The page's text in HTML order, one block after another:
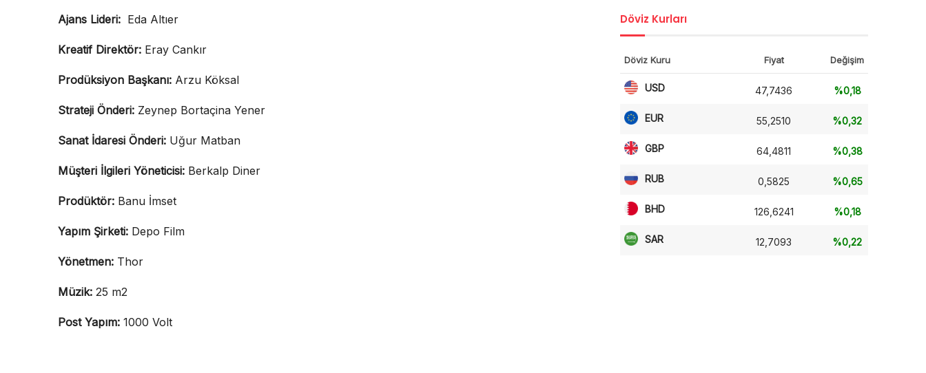
Ajans Lideri: Eda Altıer
Kreatif Direktör: Eray Cankır
Prodüksiyon Başkanı: Arzu Köksal
Strateji Önderi: Zeynep Bortaçina Yener
Sanat İdaresi Önderi: Uğur Matban
Müşteri İlgileri Yöneticisi: Berkalp Diner
Prodüktör: Banu İmset
Yapım Şirketi: Depo Film
Yönetmen: Thor
Müzik: 25 m2
Post Yapım: 1000 Volt
Döviz Kurları
Döviz Kuru Fiyat Değişim
USD 47,7436 %0,18
EUR 55,2510 %0,32
GBP 64,4811 %0,38
RUB 0,5825 %0,65
BHD 126,6241 %0,18
SAR 12,7093 %0,22